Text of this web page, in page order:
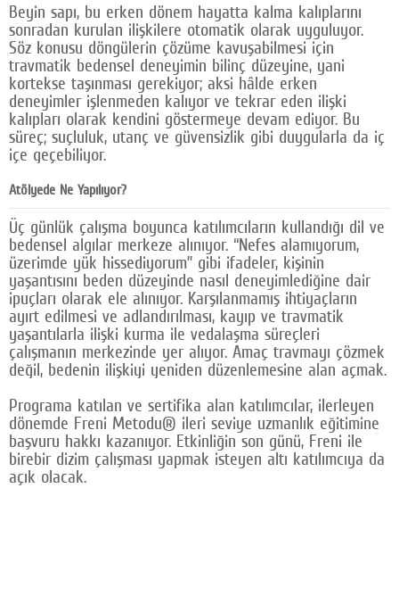
Beyin sapı, bu erken dönem hayatta kalma kalıplarını
sonradan kurulan ilişkilere otomatik olarak uyguluyor.
Söz konusu döngülerin çözüme kavuşabilmesi için
travmatik bedensel deneyimin bilinç düzeyine, yani
kortekse taşınması gerekiyor; aksi hâlde erken
deneyimler işlenmeden kalıyor ve tekrar eden ilişki
kalıpları olarak kendini göstermeye devam ediyor. Bu
süreç; suçluluk, utanç ve güvensizlik gibi duygularla da iç
içe geçebiliyor.
Atölyede Ne Yapılıyor?
Üç günlük çalışma boyunca katılımcıların kullandığı dil ve
bedensel algılar merkeze alınıyor. “Nefes alamıyorum,
üzerimde yük hissediyorum” gibi ifadeler, kişinin
yaşantısını beden düzeyinde nasıl deneyimlediğine dair
ipuçları olarak ele alınıyor. Karşılanmamış ihtiyaçların
ayırt edilmesi ve adlandırılması, kayıp ve travmatik
yaşantılarla ilişki kurma ile vedalaşma süreçleri
çalışmanın merkezinde yer alıyor. Amaç travmayı çözmek
değil, bedenin ilişkiyi yeniden düzenlemesine alan açmak.
Programa katılan ve sertifika alan katılımcılar, ilerleyen
dönemde Freni Metodu® ileri seviye uzmanlık eğitimine
başvuru hakkı kazanıyor. Etkinliğin son günü, Freni ile
birebir dizim çalışması yapmak isteyen altı katılımcıya da
açık olacak.